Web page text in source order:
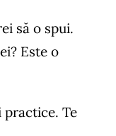
să o spui.
Este o
Te